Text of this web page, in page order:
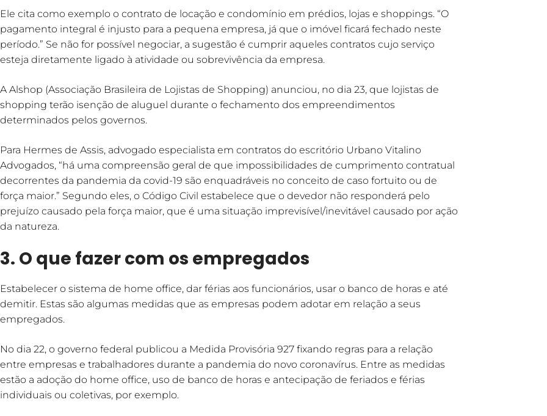
Ele cita como exemplo o contrato de locação e condomínio em prédios, lojas e shoppings. “O
pagamento integral é injusto para a pequena empresa, já que o imóvel ficará fechado neste
período.” Se não for possível negociar, a sugestão é cumprir aqueles contratos cujo serviço
esteja diretamente ligado à atividade ou sobrevivência da empresa.
A Alshop (Associação Brasileira de Lojistas de Shopping) anunciou, no dia 23, que lojistas de
shopping terão isenção de aluguel durante o fechamento dos empreendimentos
determinados pelos governos.
Para Hermes de Assis, advogado especialista em contratos do escritório Urbano Vitalino
Advogados, “há uma compreensão geral de que impossibilidades de cumprimento contratual
decorrentes da pandemia da covid-19 são enquadráveis no conceito de caso fortuito ou de
força maior.” Segundo eles, o Código Civil estabelece que o devedor não responderá pelo
prejuízo causado pela força maior, que é uma situação imprevisível/inevitável causado por ação
da natureza.
3. O que fazer com os empregados
Estabelecer o sistema de home office, dar férias aos funcionários, usar o banco de horas e até
demitir. Estas são algumas medidas que as empresas podem adotar em relação a seus
empregados.
No dia 22, o governo federal publicou a Medida Provisória 927 fixando regras para a relação
entre empresas e trabalhadores durante a pandemia do novo coronavírus. Entre as medidas
estão a adoção do home office, uso de banco de horas e antecipação de feriados e férias
individuais ou coletivas, por exemplo.